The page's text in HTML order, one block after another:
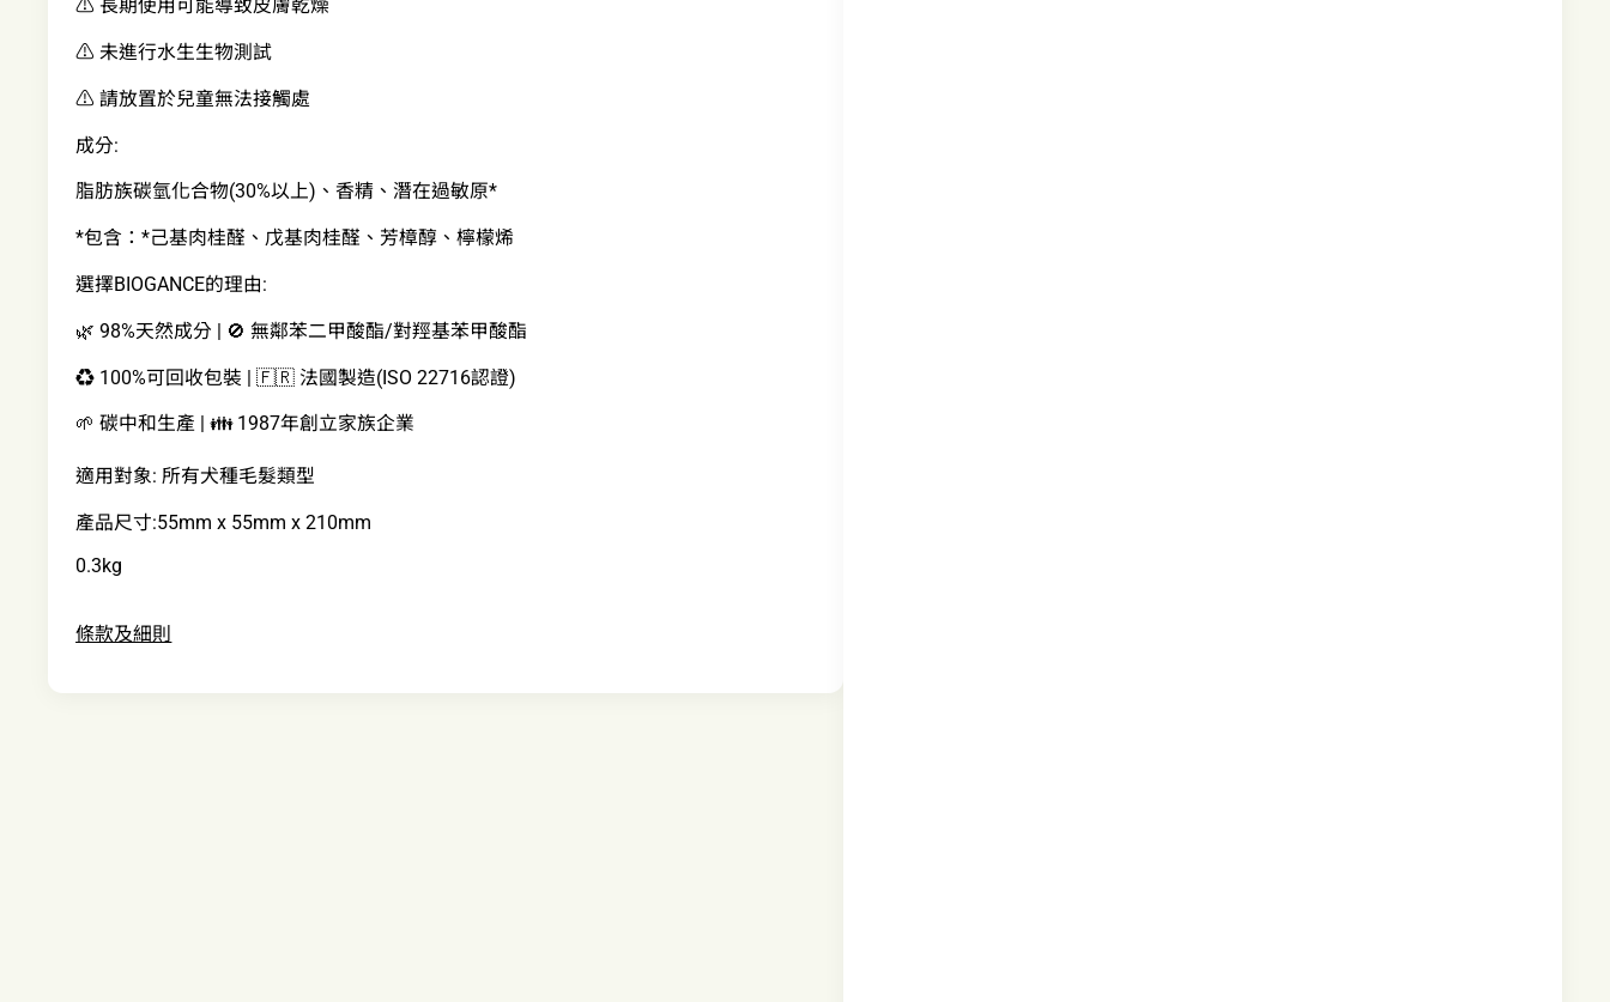
⚠️ 長期使用可能導致皮膚乾燥
⚠️ 未進行水生生物測試
⚠️ 請放置於兒童無法接觸處
成分:
脂肪族碳氫化合物(30%以上)、香精、潛在過敏原*
*包含：*己基肉桂醛、戊基肉桂醛、芳樟醇、檸檬烯
選擇BIOGANCE的理由:
🌿 98%天然成分 | 🚫 無鄰苯二甲酸酯/對羥基苯甲酸酯
♻️ 100%可回收包裝 | 🇫🇷 法國製造(ISO 22716認證)
🌱 碳中和生產 | 👪 1987年創立家族企業
適用對象: 所有犬種毛髮類型
產品尺寸:55mm x 55mm x 210mm
0.3kg
條款及細則